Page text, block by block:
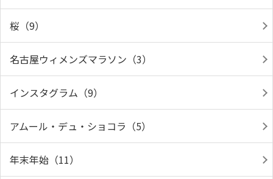
桜（9）
名古屋ウィメンズマラソン（3）
インスタグラム（9）
アムール・デュ・ショコラ（5）
年末年始（11）